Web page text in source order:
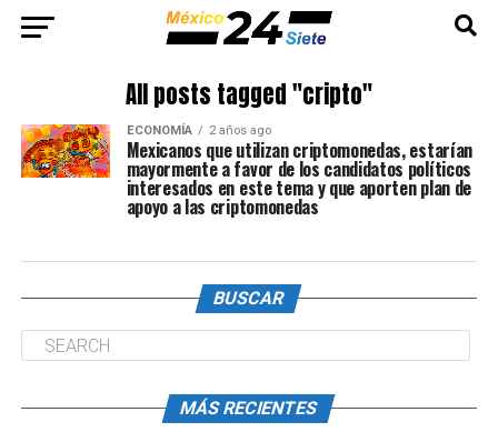
All posts tagged "cripto"
ECONOMÍA 2 años ago
Mexicanos que utilizan criptomonedas, estarían
mayormente a favor de los candidatos políticos
interesados en este tema y que aporten plan de
apoyo a las criptomonedas
BUSCAR
MÁS RECIENTES